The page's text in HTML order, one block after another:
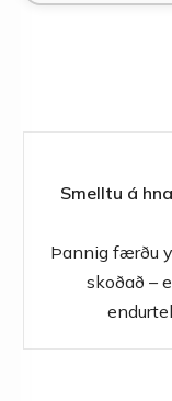
Smelltu á
Þannig færðu
skoðað –